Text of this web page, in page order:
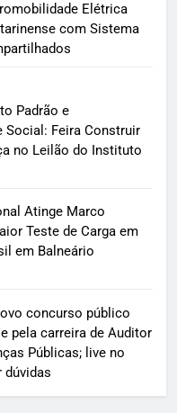
Elétrica
com Sistema
Padrão e
Social: Feira Construir
no Leilão do Instituto
Atinge Marco
Teste de Carga em
em Balneário
concurso público
pela carreira de Auditor
Públicas; live no
dúvidas